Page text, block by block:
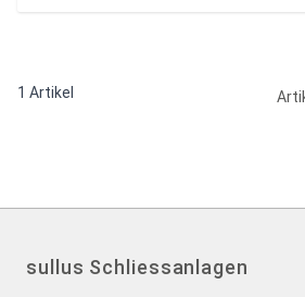
1 Artikel
sullus Schliessanlagen